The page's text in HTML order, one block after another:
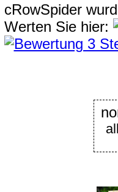
cRowSpider
Werten Sie hier: